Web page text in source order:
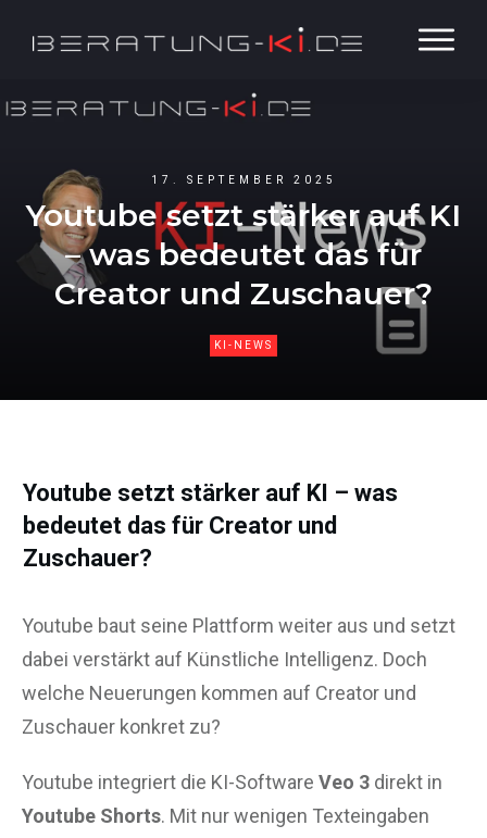
17. SEPTEMBER 2025
Youtube setzt stärker auf KI
– was bedeutet das für
Creator und Zuschauer?
KI-NEWS
Youtube setzt stärker auf KI – was
bedeutet das für Creator und
Zuschauer?
Youtube baut seine Plattform weiter aus und setzt
dabei verstärkt auf Künstliche Intelligenz. Doch
welche Neuerungen kommen auf Creator und
Zuschauer konkret zu?
Youtube integriert die KI-Software Veo 3 direkt in
Youtube Shorts. Mit nur wenigen Texteingaben